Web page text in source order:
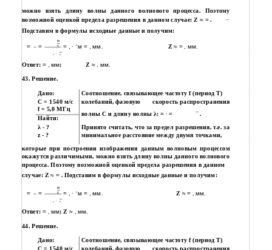
можно взять длину волны данного волнового процесса. Поэтому
возможной оценкой предела разрешения в данном случае: Z≈ =.
Подставим в формулы исходные данные и получим:
м
= = , ∙ −м = , мм.
= с Z≈ = , мм.
, ∙ с
Ответ: = , мм; Z≈ , мм.
43. Решение.
Дано:
Соотношение, связывающее частоту f (период T)
С = 1540 м/с
колебаний, фазовую скорость распространения
f = 5,0 МГц
волны C и длину волны λ: = ∙ = .
Найти:
λ - ? Принято считать, что за предел разрешения, т.е. за
z - ?
минимальное расстояние между двумя точками,
которые при построении изображения данным волновым процессом
окажутся различимыми, можно взять длину волны данного волнового
процесса. Поэтому возможной оценкой предела разрешения в данном
случае: Z≈ = . Подставим в формулы исходные данные и получим:
м
= = , ∙ −м = , мм.
= с Z ≈ = , мм.
, ∙ с
Ответ: = , мм; Z≈ , мм.
44. Решение.
Дано:
Соотношение, связывающее частоту f (период T)
С = 1540 м/с
колебаний, фазовую скорость распространения